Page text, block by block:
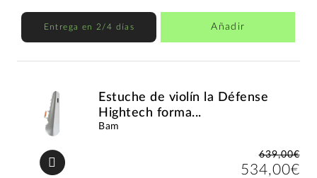
Entrega en 2/4 días Añadir
Estuche de violín la Défense
Hightech forma...
Bam
639,00€
534,00€